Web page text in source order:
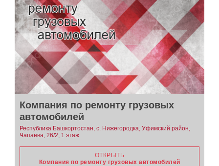
Компания по ремонту грузовых
автомобилей
Республика Башкортостан, с. Нижегородка, Уфимский район,
Чапаева, 26/2, 1 этаж
ОТКРЫТЬ
Компания по ремонту грузовых автомобилей